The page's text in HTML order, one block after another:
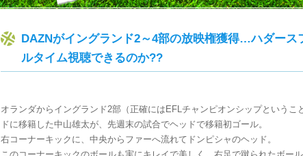
DAZNがイングランド2～4部の放映権獲得…ハダース
ルタイム視聴できるのか??
オランダからイングランド2部（正確にはEFLチャンピオンシップというこ
ドに移籍した中山雄太が、先週末の試合でヘッドで移籍初ゴール。
右コーナーキックに、中央からファーへ流れてドンピシャのヘッド。